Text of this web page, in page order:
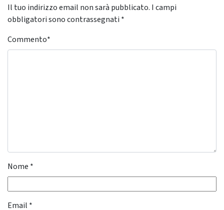
Il tuo indirizzo email non sarà pubblicato. I campi
obbligatori sono contrassegnati *
Commento*
Nome *
Email *